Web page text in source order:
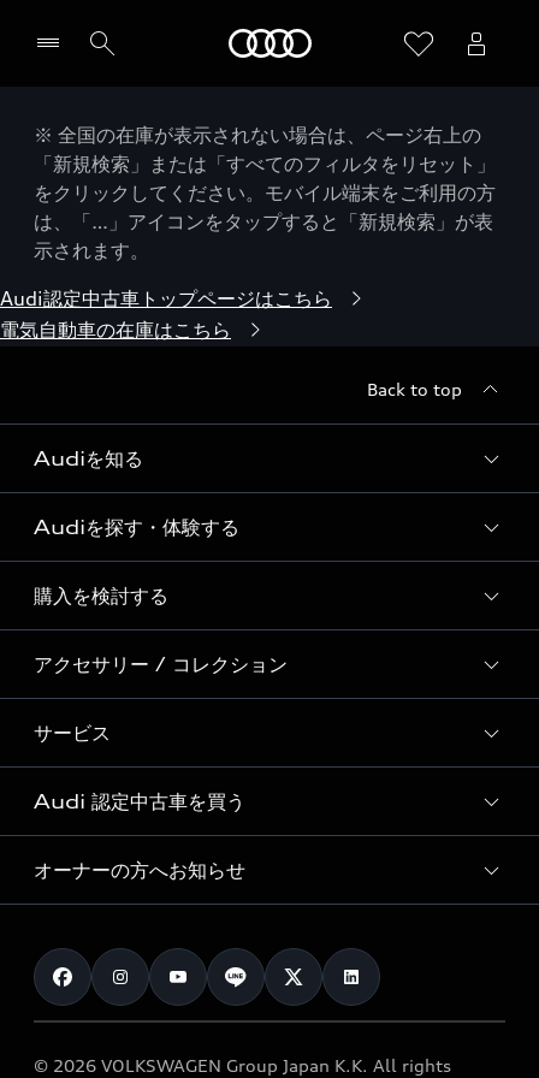
※ 全国の在庫が表示されない場合は、ページ右上の
「新規検索」または「すべてのフィルタをリセット」
をクリックしてください。モバイル端末をご利用の方
は、「…」アイコンをタップすると「新規検索」が表
示されます。
Audi認定中古車トップページはこちら
電気自動車の在庫はこちら
Back to top
Audiを知る
Audi ブランド
Story of Progress
Audi Sport
Formula 1®
デジタルサービス
Audiを探す・体験する
ディーラー検索
新車在庫検索
試乗車・展示車検索
見積り依頼
試乗予約
購入を検討する
モデル一覧
特別仕様モデル / 限定モデル
e-tronラインアップ
価格シミュレーション
車両比較
カタログ一覧
アクセサリー / コレクション
純正アクセサリー
オンラインショップ
Audi collection
アウディナビアプリ
サービス
サービス入庫予約
サービスプログラム
メンテナンス
車検 / 定期点検
e-tronアフターサポート
Audi 認定中古車を買う
Audi認定中古車
クオリティ
保証
メンテナンス
オーナーの方へお知らせ
お知らせ
オーナー様向けキャンペーン
© 2026 VOLKSWAGEN Group Japan K.K. All rights